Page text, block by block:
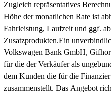
Zugleich repräsentatives
Höhe der monatlichen Rate ist
Fahrleistung, Laufzeit und ggf.
Zusatzprodukten.Ein
Volkswagen Bank GmbH,
für die der Verkäufer als
dem Kunden die für die
zusammenstellt. Das Angebot